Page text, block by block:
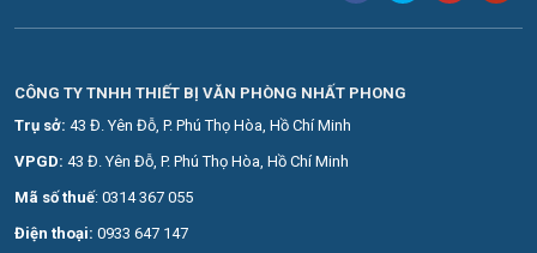
CÔNG TY TNHH THIẾT BỊ VĂN PHÒNG NHẤT PHONG
Trụ sở: 43 Đ. Yên Đỗ, P. Phú Thọ Hòa, Hồ Chí Minh
VPGD: 43 Đ. Yên Đỗ, P. Phú Thọ Hòa, Hồ Chí Minh
Mã số thuế: 0314 367 055
Điện thoại: 0933 647 147